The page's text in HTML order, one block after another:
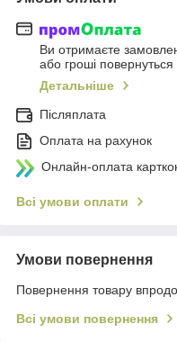
Ви отримаєте
або гроші
Детальніше
Післяплата
Оплата на рахунок
Онлайн-оплата
Всі умови оплати
Умови повернення
Повернення товару
Всі умови повернення